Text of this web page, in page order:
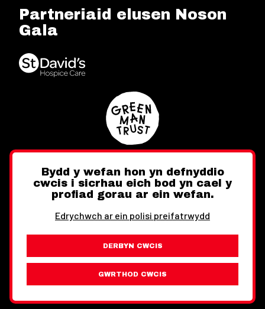
Partneriaid elusen Noson
Gala
Twitter FacebookInstagram
Ewch i'r Wefan Toward
Gwybodaeth Cyfreithiol
Wythnos Cymru Llundain © Hawlfraint 2026
Bydd y wefan hon yn defnyddio
cwcis i sicrhau eich bod yn cael y
profiad gorau ar ein wefan.
Edrychwch ar ein polisi preifatrwydd
DERBYN CWCIS
GWRTHOD CWCIS